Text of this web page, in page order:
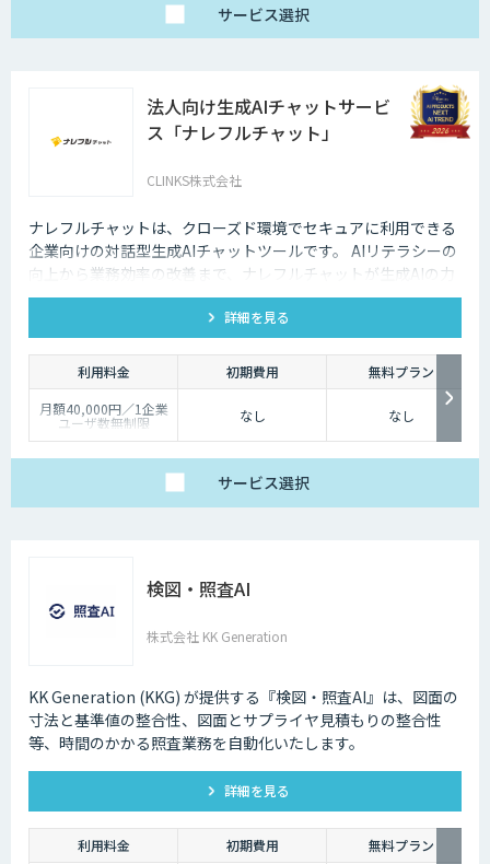
サービス選択
法人向け生成AIチャットサービ
ス「ナレフルチャット」
CLINKS株式会社
ナレフルチャットは、クローズド環境でセキュアに利用できる
企業向けの対話型生成AIチャットツールです。 AIリテラシーの
向上から業務効率の改善まで、ナレフルチャットが生成AIの力
を最大限に引き出し、生成AI活用をトータルでサポートしま
詳細を見る
利用料金 初期費用
無料プラン
月額40,000円／1企業
ユーザ数無制限 なし なし
サービス選択
検図・照査AI
株式会社 KK Generation
KK Generation (KKG) が提供する『検図・照査AI』は、図面の
寸法と基準値の整合性、図面とサプライヤ見積もりの整合性
等、時間のかかる照査業務を自動化いたします。
詳細を見る
利用料金 初期費用 無料プラン